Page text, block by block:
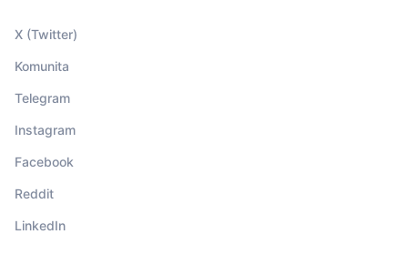
X (Twitter)
Komunita
Telegram
Instagram
Facebook
Reddit
LinkedIn